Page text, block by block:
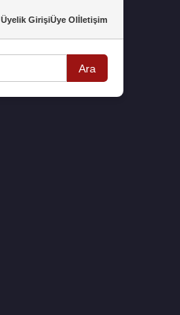
Üyelik GirişiÜye Olİletişim
Ara